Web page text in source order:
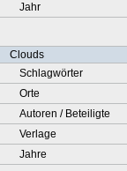
Jahr
Clouds
Schlagwörter
Orte
Autoren / Beteiligte
Verlage
Jahre